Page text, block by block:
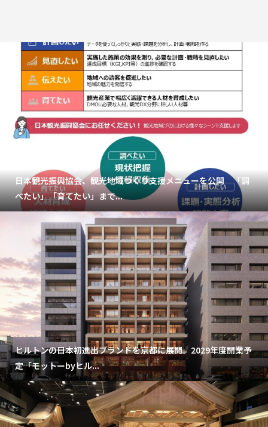
日本観光振興協会、観光地域づくり支援メニューを公開 「調
べたい」「育てたい」まで...
ヒルトンの日本初進出ブランドを京都に展開。2029年度開業予
定「モットーbyヒル...